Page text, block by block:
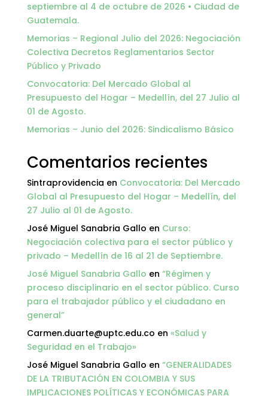
septiembre al 4 de octubre de 2026 • Ciudad de
Guatemala.
Memorias – Regional Julio del 2026: Negociación
Colectiva Decretos Reglamentarios Sector
Público y Privado
Convocatoria: Del Mercado Global al
Presupuesto del Hogar – Medellín, del 27 Julio al
01 de Agosto.
Memorias – Junio del 2026: Sindicalismo Básico
Comentarios recientes
Sintraprovidencia en Convocatoria: Del Mercado
Global al Presupuesto del Hogar – Medellín, del
27 Julio al 01 de Agosto.
José Miguel Sanabria Gallo en Curso:
Negociación colectiva para el sector público y
privado – Medellín de 16 al 21 de Septiembre.
José Miguel Sanabria Gallo en “Régimen y
proceso disciplinario en el sector público. Curso
para el trabajador público y el ciudadano en
general”
Carmen.duarte@uptc.edu.co en «Salud y
Seguridad en el Trabajo»
José Miguel Sanabria Gallo en “GENERALIDADES
DE LA TRIBUTACIÓN EN COLOMBIA Y SUS
IMPLICACIONES POLÍTICAS Y ECONÓMICAS PARA